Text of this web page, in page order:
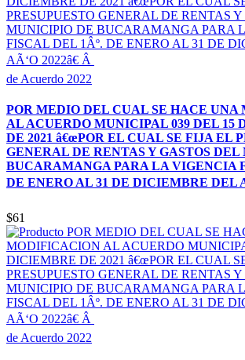
de Acuerdo 2022
POR MEDIO DEL CUAL SE HACE
AL ACUERDO MUNICIPAL 039 DEL 15
DE 2021 â€œPOR EL CUAL SE FIJA EL
GENERAL DE RENTAS Y GASTOS
BUCARAMANGA PARA LA VIGENCIA
DE ENERO AL 31 DE DICIEMBRE DEL
$61
de Acuerdo 2022